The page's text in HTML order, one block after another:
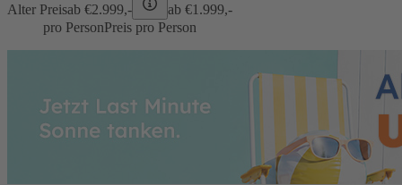
Alter Preisab €2.999,- ab €1.999,-
pro PersonPreis pro Person